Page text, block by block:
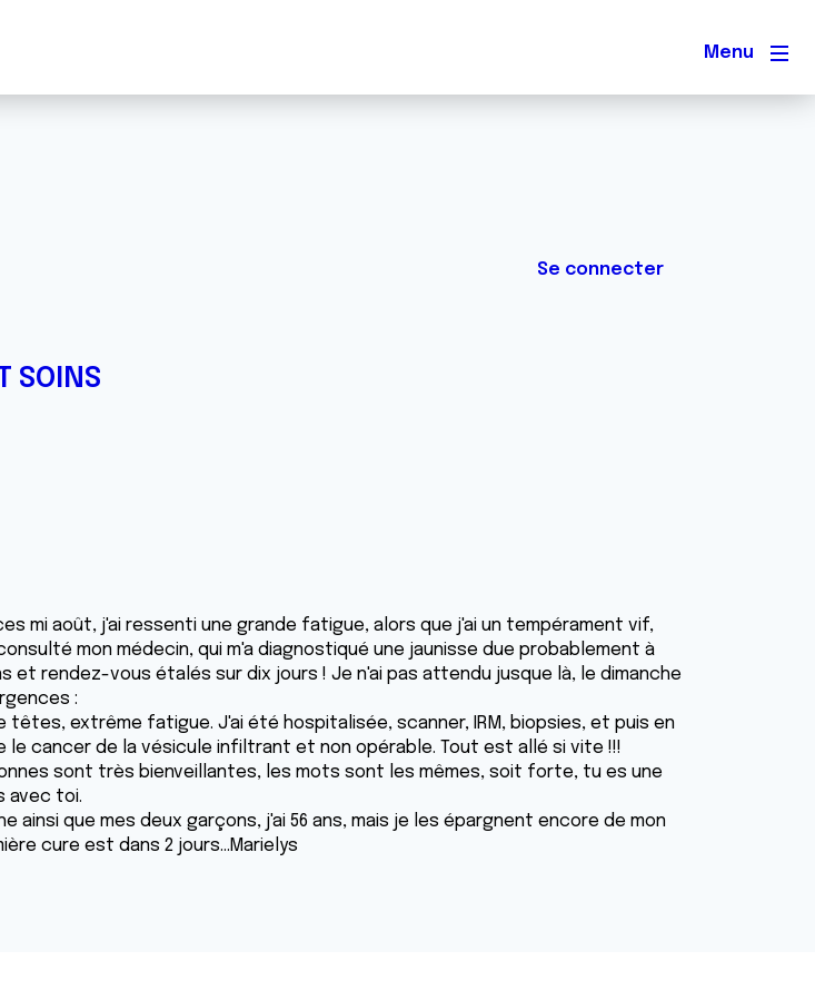
Menu
Se connecter
SOINS
mi août, j'ai ressenti une grande fatigue, alors que j'ai un tempérament vif,
mon médecin, qui m'a diagnostiqué une jaunisse due probablement à
et rendez-vous étalés sur dix jours ! Je n'ai pas attendu jusque là, le dimanche
:
têtes, extrême fatigue. J'ai été hospitalisée, scanner, IRM, biopsies, et puis en
le cancer de la vésicule infiltrant et non opérable. Tout est allé si vite !!!
sont très bienveillantes, les mots sont les mêmes, soit forte, tu es une
avec toi.
ainsi que mes deux garçons, j'ai 56 ans, mais je les épargnent encore de mon
cure est dans 2 jours...Marielys